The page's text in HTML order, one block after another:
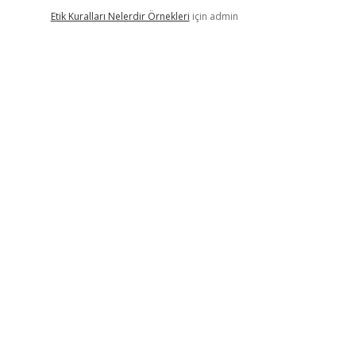
Etik Kuralları Nelerdir Örnekleri için admin